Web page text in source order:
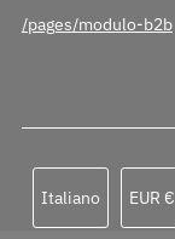
/pages/modulo-b2b
Italiano EUR €